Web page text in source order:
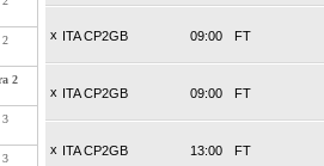
2
2
3
3
x ITA CP2GB FT
09:00
x ITA CP2GB FT
09:00
x ITA CP2GB FT
13:00